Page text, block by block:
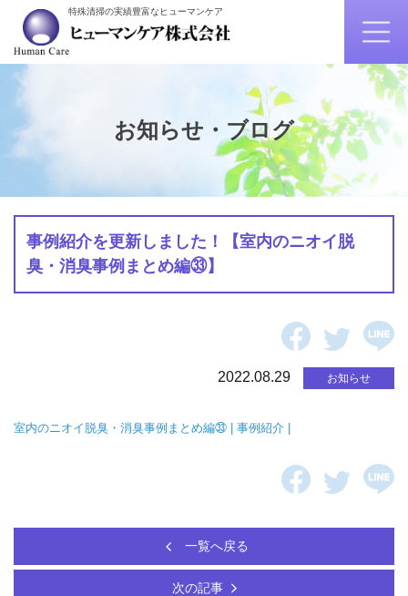
特殊清掃の実績豊富なヒューマンケア
お知らせ・ブログ
事例紹介を更新しました！【室内のニオイ脱
臭・消臭事例まとめ編㉝】
2022.08.29 お知らせ
室内のニオイ脱臭・消臭事例まとめ編㉝ | 事例紹介 |
一覧へ戻る
次の記事